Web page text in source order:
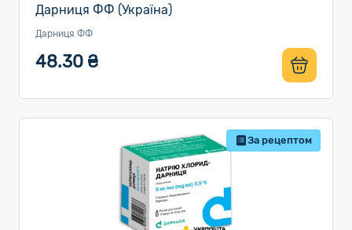
Дарниця ФФ (Україна)
Дарниця ФФ
48.30 ₴
За рецептом